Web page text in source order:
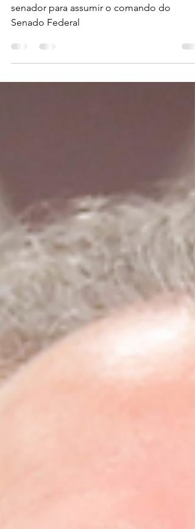
presidência do Senado
Apoio de partidos amplia chances do
senador para assumir o comando do